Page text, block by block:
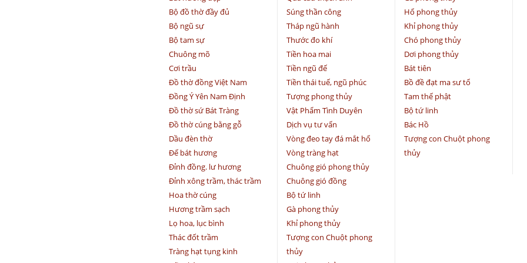
Bộ đồ thờ đầy đủ
Bộ ngũ sự
Bộ tam sự
Chuông mõ
Cơi trầu
Đồ thờ đồng Việt Nam
Đồng Ý Yên Nam Định
Đồ thờ sứ Bát Tràng
Đồ thờ cúng bằng gỗ
Dầu đèn thờ
Đế bát hương
Đỉnh đồng. lư hương
Đỉnh xông trầm, thác trầm
Hoa thờ cúng
Hương trầm sạch
Lọ hoa, lục bình
Thác đốt trầm
Tràng hạt tụng kinh
Súng thần công
Tháp ngũ hành
Thước đo khí
Tiền hoa mai
Tiền ngũ đế
Tiền thái tuế, ngũ phúc
Tượng phong thủy
Vật Phẩm Tình Duyên
Dịch vụ tư vấn
Vòng đeo tay đá mắt hổ
Vòng tràng hạt
Chuông gió phong thủy
Chuông gió đồng
Bộ tứ linh
Gà phong thủy
Khỉ phong thủy
Tượng con Chuột phong
thủy
Hổ phong thủy
Khỉ phong thủy
Chó phong thủy
Dơi phong thủy
Bát tiên
Bồ đề đạt ma sư tổ
Tam thế phật
Bộ tứ linh
Bác Hồ
Tượng con Chuột phong
thủy